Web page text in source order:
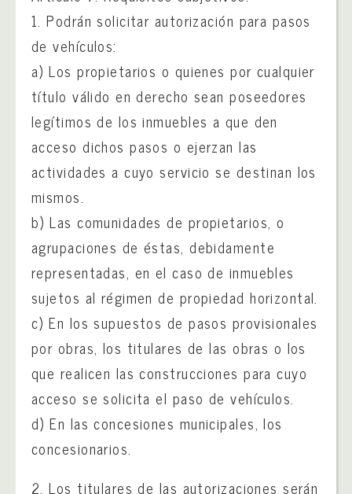
1. Podrán solicitar autorización para pasos
de vehículos:
a) Los propietarios o quienes por cualquier
título válido en derecho sean poseedores
legítimos de los inmuebles a que den
acceso dichos pasos o ejerzan las
actividades a cuyo servicio se destinan los
mismos.
b) Las comunidades de propietarios, o
agrupaciones de éstas, debidamente
representadas, en el caso de inmuebles
sujetos al régimen de propiedad horizontal.
c) En los supuestos de pasos provisionales
por obras, los titulares de las obras o los
que realicen las construcciones para cuyo
acceso se solicita el paso de vehículos.
d) En las concesiones municipales, los
concesionarios.
2. Los titulares de las autorizaciones serán